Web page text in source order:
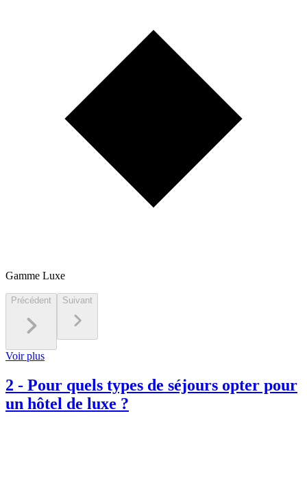
Gamme Luxe
Précédent Suivant
Voir plus
2 - Pour quels types de séjours opter pour
un hôtel de luxe ?